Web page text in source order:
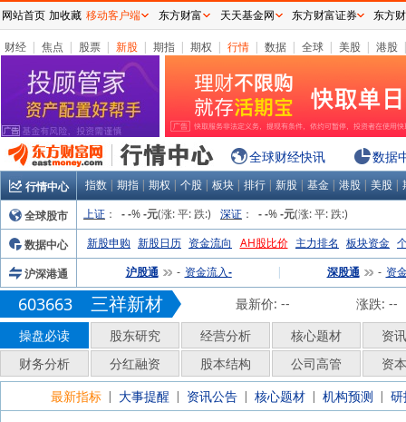
财经 | 焦点 | 股票 | 新股 | 期指 | 期权 | 行情 | 数据 | 全球 | 美股 | 港股
全球财经快讯 数据
行情中心 指数 | 期指 | 期权 | 个股 | 板块 | 排行 | 新股 | 基金 | 港股 | 美股 |
全球股市
上证 ： - -% -元(涨:平:跌:) 深证 ： - -% -元(涨:平:跌:)
数据中心
新股申购 新股日历 资金流向 AH股比价 主力排名 板块资金
沪深港通
沪股通 - 资金流入- | 深股通 - 资
603663 三祥新材 最新价: -- 涨跌: --
操盘必读
股东研究 经营分析 核心题材
资
财务分析
分红融资 股本结构 公司高管
资
最新指标 | 大事提醒 | 资讯公告 | 核心题材 | 机构预测 |
网站首页 加收藏 移动客户端 东方财富 天天基金网 东方财富证券 东方